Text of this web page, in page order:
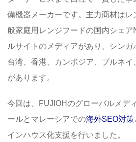
備機器メーカーです。主力商材はレ
般家庭用レンジフードの国内シェア
ルサイトのメディアがあり、シンガ
台湾、香港、カンボジア、ブルネイ
があります。
今回は、FUJIOHのグローバルメデ
ールとマレーシアでの海外SEO対策
インハウス化支援を行いました。